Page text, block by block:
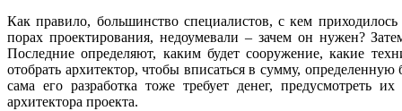
Как правило, большинство специалистов, с кем
порах проектирования, недоумевали – зачем он нужен?
Последние определяют, каким будет сооружение, какие
отобрать архитектор, чтобы вписаться в сумму,
сама его разработка тоже требует денег, предусмотреть
архитектора проекта.